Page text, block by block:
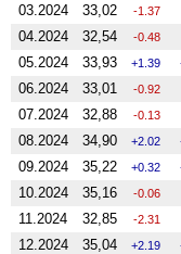
03.2024 33,02 -1.37
04.2024 32,54 -0.48
05.2024 33,93 1.39
06.2024 33,01 -0.92
07.2024 32,88 -0.13
08.2024 34,90 2.02
09.2024 35,22 0.32
10.2024 35,16 -0.06
11.2024 32,85 -2.31
12.2024 35,04 2.19